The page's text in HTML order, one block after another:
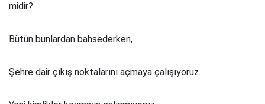
midir?
Bütün bunlardan bahsederken,
Şehre dair çıkış noktalarını açmaya çalışıyoruz.